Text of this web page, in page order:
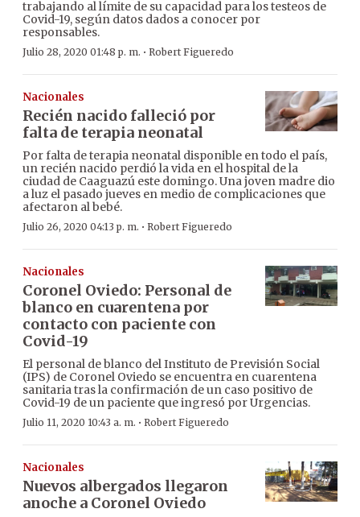
trabajando al límite de su capacidad para los testeos de
Covid-19, según datos dados a conocer por
responsables.
Julio 28, 2020 01:48 p. m. · Robert Figueredo
Nacionales
Recién nacido falleció por
falta de terapia neonatal
Por falta de terapia neonatal disponible en todo el país,
un recién nacido perdió la vida en el hospital de la
ciudad de Caaguazú este domingo. Una joven madre dio
a luz el pasado jueves en medio de complicaciones que
afectaron al bebé.
Julio 26, 2020 04:13 p. m. · Robert Figueredo
Nacionales
Coronel Oviedo: Personal de
blanco en cuarentena por
contacto con paciente con
Covid-19
El personal de blanco del Instituto de Previsión Social
(IPS) de Coronel Oviedo se encuentra en cuarentena
sanitaria tras la confirmación de un caso positivo de
Covid-19 de un paciente que ingresó por Urgencias.
Julio 11, 2020 10:43 a. m. · Robert Figueredo
Nacionales
Nuevos albergados llegaron
anoche a Coronel Oviedo